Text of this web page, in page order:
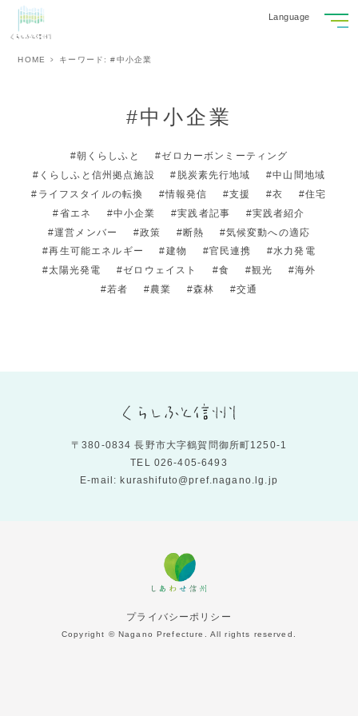
Language
HOME キーワード: #中小企業
#中小企業
朝くらしふと
ゼロカーボンミーティング
くらしふと信州拠点施設
脱炭素先行地域
中山間地域
ライフスタイルの転換
情報発信 支援 衣
住宅
省エネ
中小企業 実践者記事
実践者紹介
運営メンバー
政策 断熱
気候変動への適応
再生可能エネルギー
建物 官民連携
水力発電
太陽光発電
ゼロウェイスト 食 観光
海外
若者
農業 森林 交通
〒380-0834 長野市大字鶴賀問御所町1250-1
TEL 026-405-6493
E-mail: kurashifuto@pref.nagano.lg.jp
プライバシーポリシー
Copyright © Nagano Prefecture. All rights reserved.